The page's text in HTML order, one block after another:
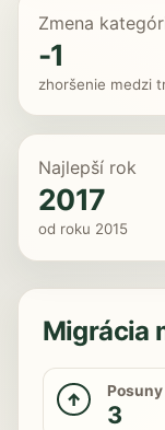
Zmena
-1
zhoršenie medzi
Najlepší rok
2017
od roku 2015
Migrácia
↑
3